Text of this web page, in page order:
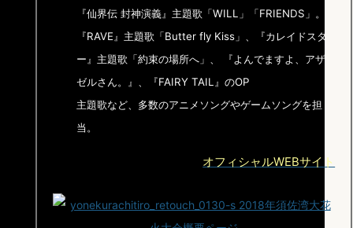
『仙界伝 封神演義』主題歌「WILL」「FRIENDS」。
『RAVE』主題歌「Butter fly Kiss」、『カレイドスタ
ー』主題歌「約束の場所へ」、 『よんでますよ、アザ
ゼルさん。』、『FAIRY TAIL』のOP
主題歌など、多数のアニメソングやゲームソングを担
当。
オフィシャルWEBサイト